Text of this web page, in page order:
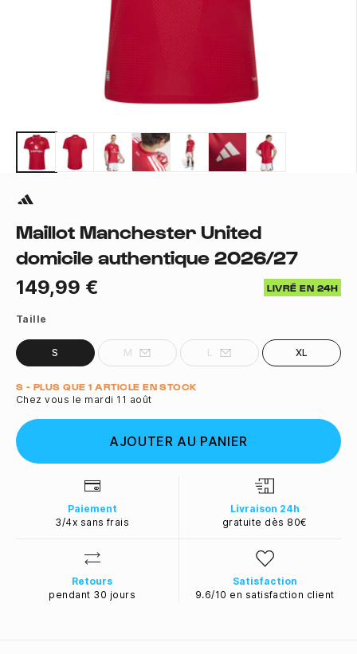
Maillot Manchester United
domicile authentique 2026/27
149,99 € LIVRÉ EN 24H
Taille
S M L XL
Quantité
S - PLUS QUE 1 ARTICLE EN STOCK
Chez vous le mardi 11 août
AJOUTER AU PANIER
Paiement
3/4x sans frais
Livraison 24h
gratuite dès 80€
Retours
pendant 30 jours
Satisfaction
9.6/10 en satisfaction client